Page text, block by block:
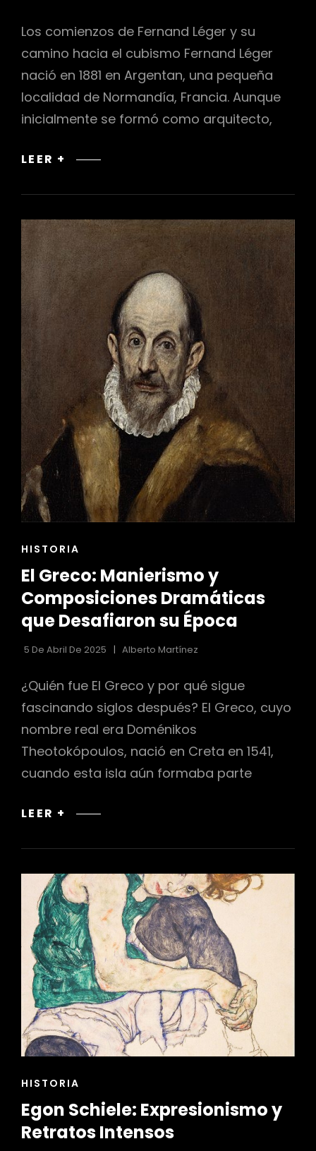
Los comienzos de Fernand Léger y su
camino hacia el cubismo Fernand Léger
nació en 1881 en Argentan, una pequeña
localidad de Normandía, Francia. Aunque
inicialmente se formó como arquitecto,
LEER +
FERNAND
CUBISMO
CONTRASTES
EN
LA
PINTURA
ENLACES
LAS
CATEGORÍAS
HISTORIA
El Greco: Manierismo y
Composiciones Dramáticas
que Desafiaron su Época
5 De Abril De 2025 Alberto Martínez
¿Quién fue El Greco y por qué sigue
fascinando siglos después? El Greco, cuyo
nombre real era Doménikos
Theotokópoulos, nació en Creta en 1541,
cuando esta isla aún formaba parte
LEER +
EL
MANIERISMO
COMPOSICIONES
DRAMÁTICAS
QUE
DESAFIARON
SU
ÉPOCA
ENLACES
LAS
CATEGORÍAS
HISTORIA
Egon Schiele: Expresionismo y
Retratos Intensos